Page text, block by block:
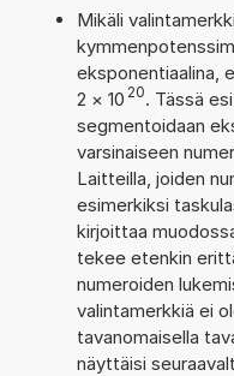
Mikäli
eksponentiaalina,
2 × 10 20. Tässä
segmentoidaan
varsinaiseen
Laitteilla, joiden
esimerkiksi
kirjoittaa
tekee etenkin
numeroiden
valintamerkkiä ei
tavanomaisella
näyttäisi